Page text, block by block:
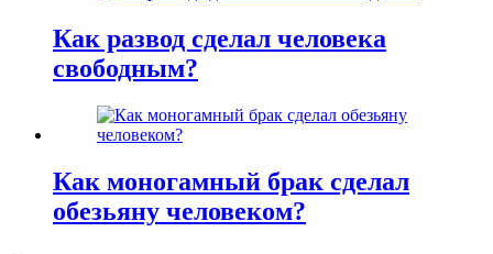
Как развод сделал человека
свободным?
Как моногамный брак сделал
обезьяну человеком?